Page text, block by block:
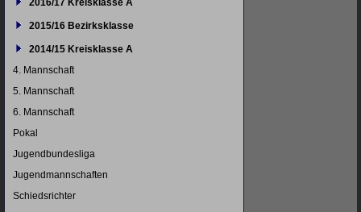
2016/17 Kreisklasse A
2015/16 Bezirksklasse
2014/15 Kreisklasse A
4. Mannschaft
5. Mannschaft
6. Mannschaft
Pokal
Jugendbundesliga
Jugendmannschaften
Schiedsrichter